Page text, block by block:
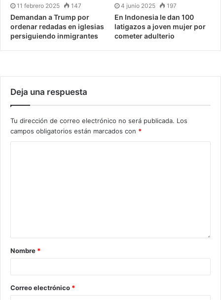
11 febrero 2025 147
Demandan a Trump por
ordenar redadas en iglesias
persiguiendo inmigrantes
4 junio 2025 197
En Indonesia le dan 100
latigazos a joven mujer por
cometer adulterio
Deja una respuesta
Tu dirección de correo electrónico no será publicada. Los
campos obligatorios están marcados con *
Nombre *
Correo electrónico *